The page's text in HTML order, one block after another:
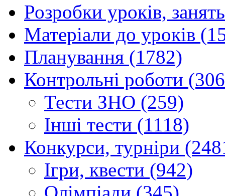
Розробки уроків,
Матеріали до уроків
Планування (1782)
Контрольні роботи
Тести ЗНО (259)
Інші тести (1118)
Конкурси, турніри
Ігри, квести (942)